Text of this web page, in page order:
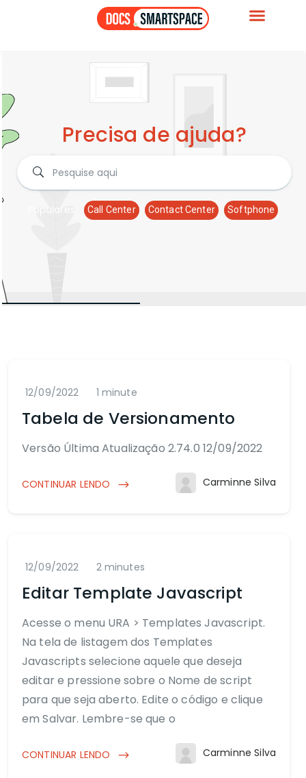
Precisa de ajuda?
Populares: Call Center Contact Center Softphone
12/09/2022 1 minute
Tabela de Versionamento
Versão Última Atualização 2.74.0 12/09/2022
CONTINUAR LENDO Carminne Silva
12/09/2022 2 minutes
Editar Template Javascript
Acesse o menu URA > Templates Javascript.
Na tela de listagem dos Templates
Javascripts selecione aquele que deseja
editar e pressione sobre o Nome de script
para que seja aberto. Edite o código e clique
em Salvar. Lembre-se que o
CONTINUAR LENDO Carminne Silva